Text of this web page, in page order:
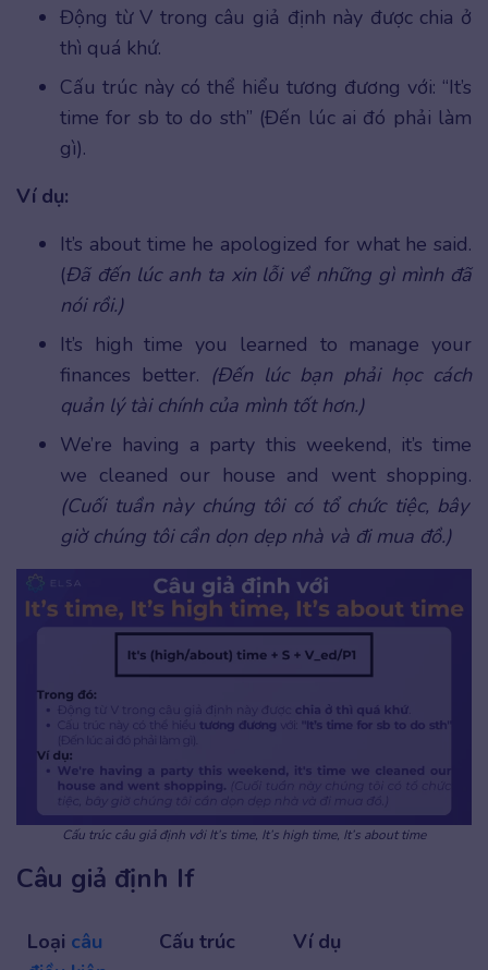
Động từ V trong câu giả định này được chia ở
thì quá khứ.
Cấu trúc này có thể hiểu tương đương với: “It’s
time for sb to do sth” (Đến lúc ai đó phải làm
gì).
Ví dụ:
It’s about time he apologized for what he said.
(Đã đến lúc anh ta xin lỗi về những gì mình đã
nói rồi.)
It’s high time you learned to manage your
finances better. (Đến lúc bạn phải học cách
quản lý tài chính của mình tốt hơn.)
We’re having a party this weekend, it’s time
we cleaned our house and went shopping.
(Cuối tuần này chúng tôi có tổ chức tiệc, bây
giờ chúng tôi cần dọn dẹp nhà và đi mua đồ.)
Cấu trúc câu giả định với It’s time, It’s high time, It’s about time
Câu giả định If
Loại câu
Cấu trúc Ví dụ